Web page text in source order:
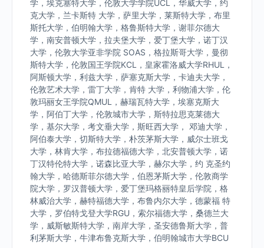
学，埃克塞特大学，伦敦大学学院UCL，华威大学，约
克大学，兰卡斯特 大学，萨里大学，莱斯特大学，布里
斯托大学，伯明翰大学，格鲁斯特大学，谢菲尔德大
学，南安普顿大学，拉夫堡大学，爱丁堡大学，诺丁汉
大学，伦敦大学亚非学院 SOAS，格拉斯哥大学，曼彻
斯特大学，伦敦国王学院KCL，皇家霍洛威大学RHUL，
阿斯顿大学，利兹大学，萨塞克斯大学，卡迪夫大学，
伦敦艺术大学，雷丁大学，肯特 大学，利物浦大学，伦
敦玛丽女王学院QMUL，赫瑞瓦特大学，埃塞克斯大
学，阿伯丁大学，伦敦城市大学，斯特拉思克莱德大
学，基尔大学，考文垂大学，斯旺西大学， 邓迪大学，
阿伯泰大学，切斯特大学，朴茨茅斯大学，威尔士班戈
大学，林肯大学，布拉德福德大学，北安普顿大学，诺
丁汉特伦特大学，诺森比亚大学，赫尔大学，约 克圣约
翰大学，哈德斯菲尔德大学，伯恩茅斯大学，伦敦商学
院大学，罗汉普顿大学，爱丁堡玛格丽特皇后学院，格
林威治大学，赫特福德大学，布鲁内尔大学，德蒙福 特
大学，罗伯特戈登大学RGU，索尔福德大学，桑德兰大
学，威斯敏斯特大学，南岸大学，圣安德鲁斯大学，普
利茅斯大学，牛津布鲁克斯大学，伯明翰城市大学BCU